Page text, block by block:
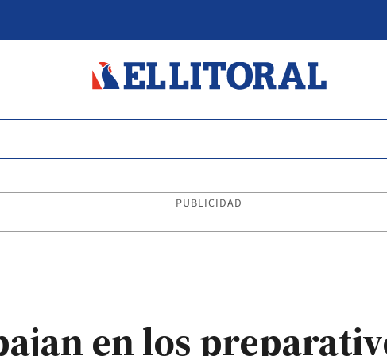
PUBLICIDAD
en los